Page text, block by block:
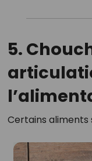
5.
Certains aliments